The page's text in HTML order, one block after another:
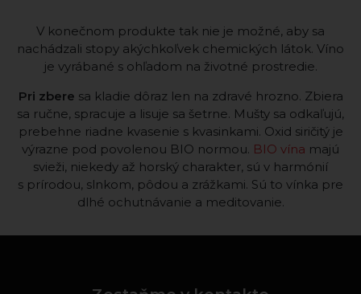
V konečnom produkte tak nie je možné, aby sa
nachádzali stopy akýchkoľvek chemických látok. Víno
je vyrábané s ohľadom na životné prostredie.
Pri zbere sa kladie dôraz len na zdravé hrozno. Zbiera
sa ručne, spracuje a lisuje sa šetrne. Mušty sa odkaľujú,
prebehne riadne kvasenie s kvasinkami. Oxid siričitý je
výrazne pod povolenou BIO normou. BIO vína majú
svieži, niekedy až horský charakter, sú v harmónií
s prírodou, slnkom, pôdou a zrážkami. Sú to vínka pre
dlhé ochutnávanie a meditovanie.